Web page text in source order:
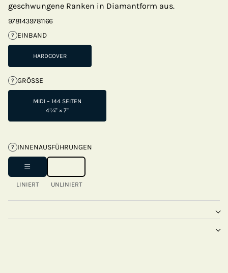
geschwungene Ranken in Diamantform aus.
9781439781166
? EINBAND
HARDCOVER
? GRÖSSE
MIDI – 144 SEITEN
4¾" × 7"
? INNENAUSFÜHRUNGEN
LINIERT UNLINIERT